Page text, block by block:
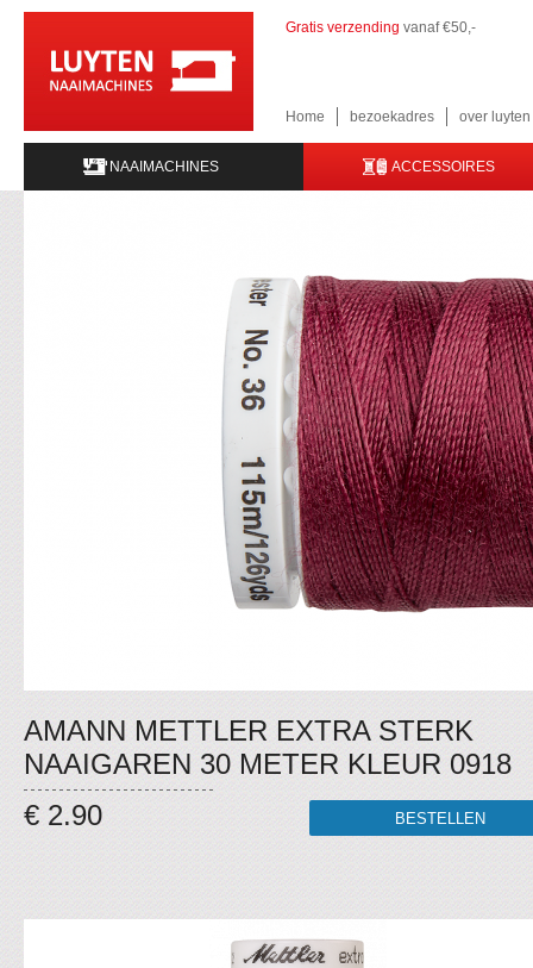
Gratis verzending vanaf €50,-
Home bezoekadres over
NAAIMACHINES ACCESSOIRES
AMANN METTLER EXTRA STERK
NAAIGAREN 30 METER KLEUR 0918
€ 2.90